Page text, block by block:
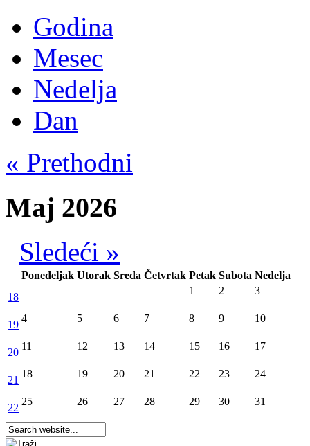
Godina
Mesec
Nedelja
Dan
« Prethodni
Maj 2026
Sledeći »
Ponedeljak Utorak Sreda Četvrtak Petak Subota Nedelja
18
1 2 3
19
4 5 6 7 8 9 10
20
11 12 13 14 15 16 17
21
18 19 20 21 22 23 24
22
25 26 27 28 29 30 31